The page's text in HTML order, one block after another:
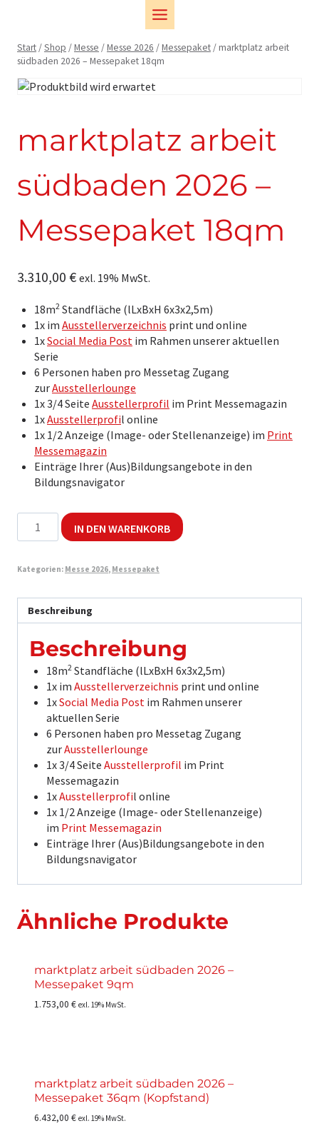
Start /Shop /Messe /Messe 2026 /Messepaket /marktplatz arbeit
südbaden 2026 – Messepaket 18qm
marktplatz arbeit
südbaden 2026 –
Messepaket 18qm
3.310,00 € exl. 19% MwSt.
18m2 Standfläche (lLxBxH 6x3x2,5m)
1x im Ausstellerverzeichnis print und online
1xSocial Media Post im Rahmen unserer aktuellen
Serie
6 Personen haben pro Messetag Zugang
zurAusstellerlounge
1x 3/4 Seite Ausstellerprofil im Print Messemagazin
1xAusstellerprofil online
1x 1/2 Anzeige (Image- oder Stellenanzeige) im Print
Messemagazin
Einträge Ihrer (Aus)Bildungsangebote in den
Bildungsnavigator
marktplatz
arbeit
2026
Messepaket
18qm
IN DEN WARENKORB
Kategorien: Messe 2026, Messepaket
Beschreibung
Beschreibung
18m2 Standfläche (lLxBxH 6x3x2,5m)
1x im Ausstellerverzeichnis print und online
1xSocial Media Post im Rahmen unserer
aktuellen Serie
6 Personen haben pro Messetag Zugang
zurAusstellerlounge
1x 3/4 Seite Ausstellerprofil im Print
Messemagazin
1xAusstellerprofil online
1x 1/2 Anzeige (Image- oder Stellenanzeige)
im Print Messemagazin
Einträge Ihrer (Aus)Bildungsangebote in den
Bildungsnavigator
Ähnliche Produkte
marktplatz arbeit südbaden 2026 –
Messepaket 9qm
1.753,00 € exl. 19% MwSt.
marktplatz arbeit südbaden 2026 –
Messepaket 36qm (Kopfstand)
6.432,00 € exl. 19% MwSt.